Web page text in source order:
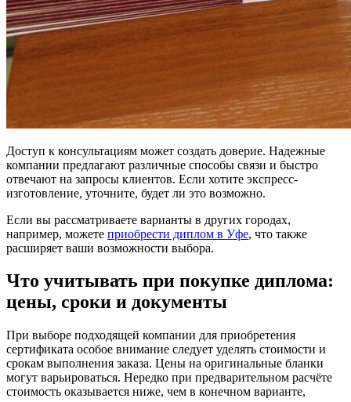
Доступ к консультациям может создать доверие. Надежные
компании предлагают различные способы связи и быстро
отвечают на запросы клиентов. Если хотите экспресс-
изготовление, уточните, будет ли это возможно.
Если вы рассматриваете варианты в других городах,
например, можете приобрести диплом в Уфе, что также
расширяет ваши возможности выбора.
Что учитывать при покупке диплома:
цены, сроки и документы
При выборе подходящей компании для приобретения
сертификата особое внимание следует уделять стоимости и
срокам выполнения заказа. Цены на оригинальные бланки
могут варьироваться. Нередко при предварительном расчёте
стоимость оказывается ниже, чем в конечном варианте,